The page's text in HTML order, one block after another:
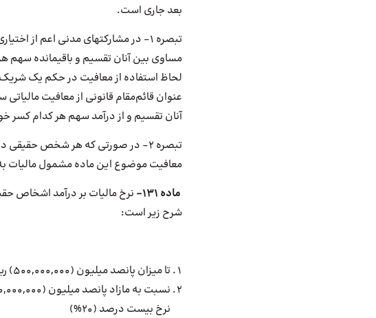
بعد جاری است.
تبصره 1- در مشارکت
های مدنی اعم از
مساوی بین آنان تقسیم و ‌باقیمانده سهم
لحاظ استفاده از معافیت در حکم یک
عنوان قائم‌مقام قانونی از معافیت
آنان تقسیم و از درآمد سهم هر کدام کسر
تبصره 2- در صورتی که هر شخص
معافیت موضوع این ماده مشمول مالیات به نرخهای
ماده 131-
نرخ مالیات بر درآمد اشخاص
شرح زیر است:
تا میزان پانصد میلیون (500,000,000) ریال درآمد مشمول مالیات سالانه به نرخ پانزده درصد (15%)
نرخ بیست درصد (20%)